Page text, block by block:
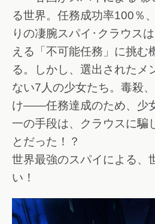
る世界。任務成功率100％
りの凄腕スパイ･クラウス
える「不可能任務」に挑
る。しかし、選出されたメ
ない7人の少女たち。毒殺
け――任務達成のため、少
一の手段は、クラウスに騙
とだった！？
世界最強のスパイによる、
い！